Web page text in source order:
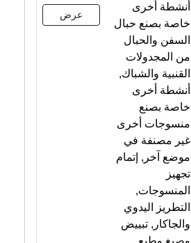
أنشطة أخرى
خاصة بصنع حبال
السفن والحبال
من المجدولات
القنبية والشباك,
أنشطة أخرى
خاصة بصنع
منسوجات أخرى
غير مصنفة في
موضع آخر, إتمام
تجهيز
المنسوجات,
التطريز اليدوي
والجاكار, تبييض
عرض